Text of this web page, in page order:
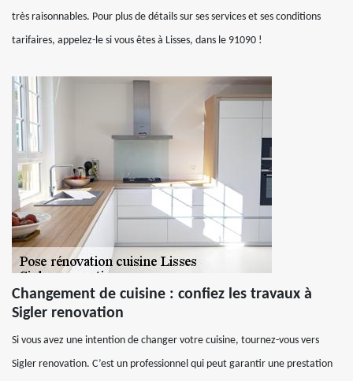
très raisonnables. Pour plus de détails sur ses services et ses conditions
tarifaires, appelez-le si vous êtes à Lisses, dans le 91090 !
Changement de cuisine : confiez les travaux à
Sigler renovation
Si vous avez une intention de changer votre cuisine, tournez-vous vers
Sigler renovation. C’est un professionnel qui peut garantir une prestation